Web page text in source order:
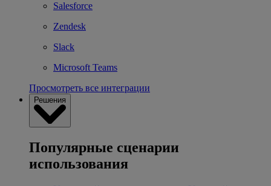
Salesforce
Zendesk
Slack
Microsoft Teams
Просмотреть все интеграции
Решения
Популярные сценарии
использования